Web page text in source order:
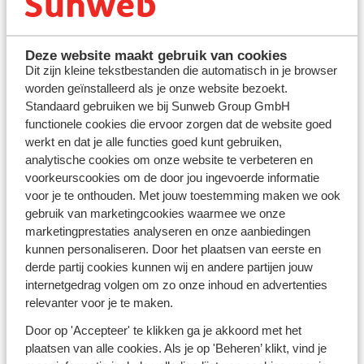
Deze website maakt gebruik van cookies
Dit zijn kleine tekstbestanden die automatisch in je browser
worden geïnstalleerd als je onze website bezoekt.
Standaard gebruiken we bij Sunweb Group GmbH
functionele cookies die ervoor zorgen dat de website goed
werkt en dat je alle functies goed kunt gebruiken,
analytische cookies om onze website te verbeteren en
voorkeurscookies om de door jou ingevoerde informatie
voor je te onthouden. Met jouw toestemming maken we ook
gebruik van marketingcookies waarmee we onze
marketingprestaties analyseren en onze aanbiedingen
kunnen personaliseren. Door het plaatsen van eerste en
derde partij cookies kunnen wij en andere partijen jouw
internetgedrag volgen om zo onze inhoud en advertenties
relevanter voor je te maken.
Door op 'Accepteer' te klikken ga je akkoord met het
plaatsen van alle cookies. Als je op 'Beheren’ klikt, vind je
buiten de drukke periodes om, in januari geniet je van
perfecte sneeuwcondities. De skigebieden zijn heerlijk
rustig, zodat je ongestoord van de pistes kunt
genieten. Bovendien is de kans op goede sneeuw vaak
groter. Bij Sunweb vind je het ideale aanbod, of je nu op
zoek bent naar een comfortabel verblijf voor het hele
gezin, een romantisch uitje met je partner, of een luxe
resort om helemaal tot rust te komen. Bekijk snel onze
skivakanties in januari en ontdek ons ruime aanbod,
vangezinsvriendelijke vakantiestotlast minute deals
Ontdek de mooiste skigebieden en activiteiten
in januari
Of je nu houdt van de stijlvolle sfeer van
Arlberg, of de charmante bergen rondom Zermatt, er is
voor ieder wat wils. Geniet van de indrukwekkende